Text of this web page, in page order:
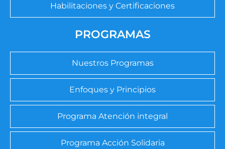
Habilitaciones y Certificaciones
PROGRAMAS
Nuestros Programas
Enfoques y Principios
Programa Atención integral
Programa Acción Solidaria